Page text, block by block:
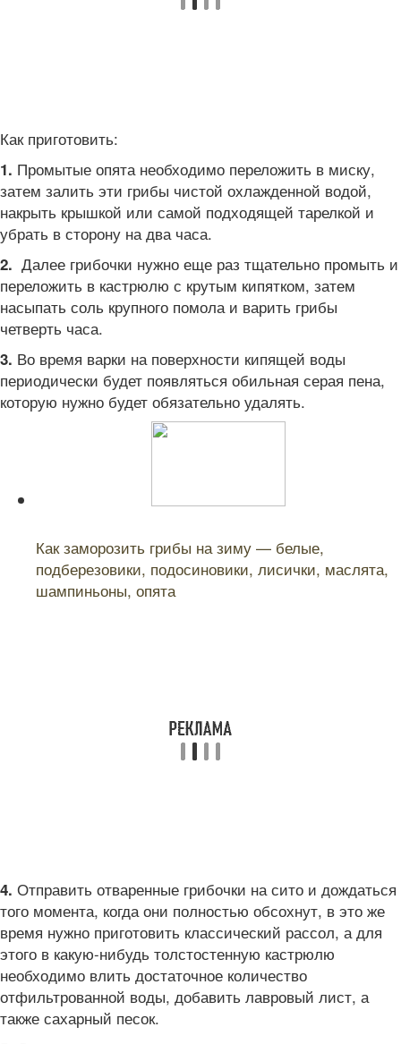
Как приготовить:
1. Промытые опята необходимо переложить в миску,
затем залить эти грибы чистой охлажденной водой,
накрыть крышкой или самой подходящей тарелкой и
убрать в сторону на два часа.
2. Далее грибочки нужно еще раз тщательно промыть и
переложить в кастрюлю с крутым кипятком, затем
насыпать соль крупного помола и варить грибы
четверть часа.
3. Во время варки на поверхности кипящей воды
периодически будет появляться обильная серая пена,
которую нужно будет обязательно удалять.
Как заморозить грибы на зиму — белые,
подберезовики, подосиновики, лисички, маслята,
шампиньоны, опята
4. Отправить отваренные грибочки на сито и дождаться
того момента, когда они полностью обсохнут, в это же
время нужно приготовить классический рассол, а для
этого в какую-нибудь толстостенную кастрюлю
необходимо влить достаточное количество
отфильтрованной воды, добавить лавровый лист, а
также сахарный песок.